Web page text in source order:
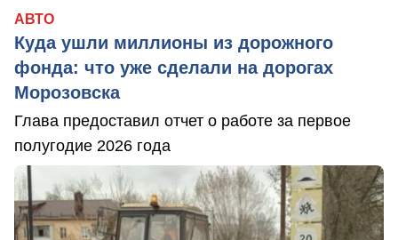
АВТО
Куда ушли миллионы из дорожного
фонда: что уже сделали на дорогах
Морозовска
Глава предоставил отчет о работе за первое
полугодие 2026 года